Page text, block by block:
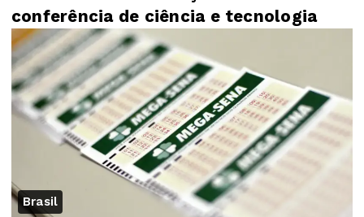
conferência de ciência e tecnologia
Brasil